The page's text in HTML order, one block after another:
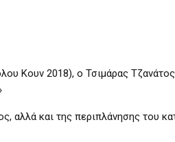
Κουν 2018), ο Τσιμάρας
αλλά και της περιπλάνησης του